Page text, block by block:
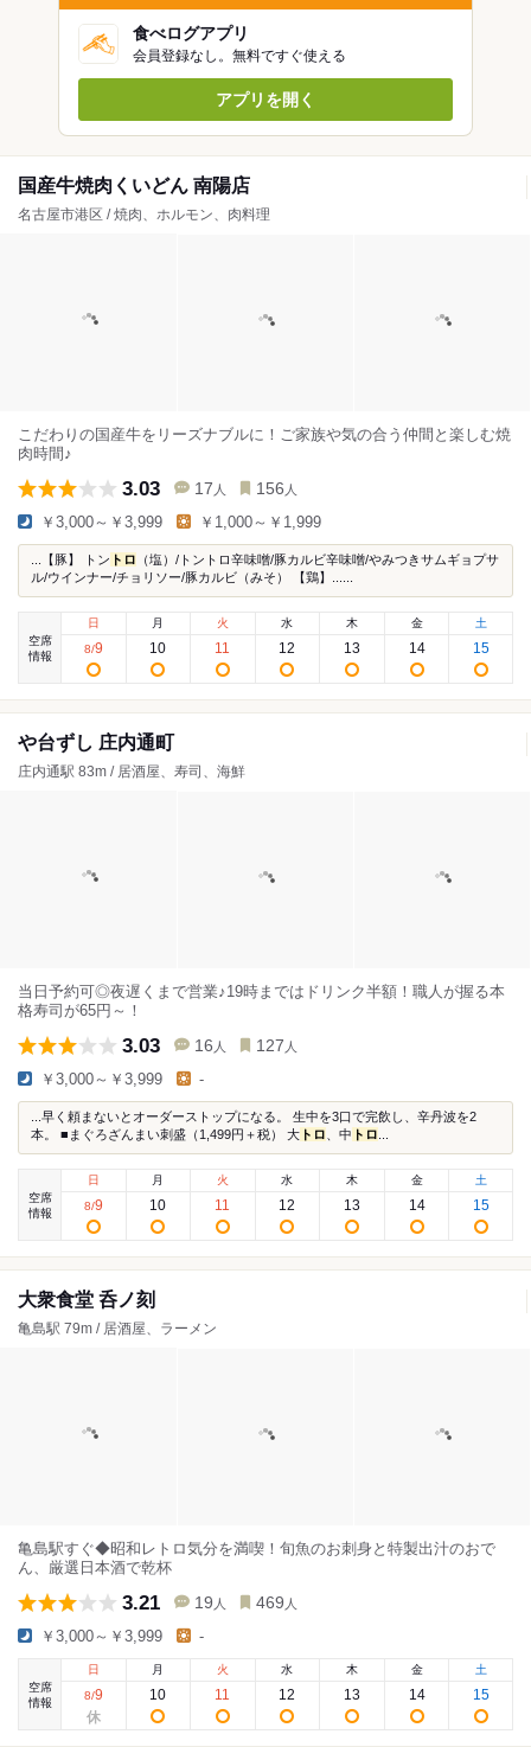
食べログアプリ
会員登録なし。無料ですぐ使える
アプリを開く
国産牛焼肉くいどん 南陽店
名古屋市港区 / 焼肉、ホルモン、肉料理
こだわりの国産牛をリーズナブルに！ご家族や気の合う仲間と楽しむ焼
肉時間♪
3.03 17 人 156 人
￥3,000～￥3,999 ￥1,000～￥1,999
...【豚】 トン トロ （塩）/トントロ辛味噌/豚カルビ辛味噌/やみつきサムギョプサ
ル/ウインナー/チョリソー/豚カルビ（みそ） 【鶏】......
空席
情報
日
8/9
月
10
火
11
水
12
木
13
金
14
土
15
や台ずし 庄内通町
庄内通駅 83m / 居酒屋、寿司、海鮮
当日予約可◎夜遅くまで営業♪19時まではドリンク半額！職人が握る本
格寿司が65円～！
3.03 16 人 127 人
￥3,000～￥3,999 -
...早く頼まないとオーダーストップになる。 生中を3口で完飲し、辛丹波を2
本。 ■まぐろざんまい刺盛（1,499円＋税） 大 トロ 、中 トロ
空席
情報
日
8/9
月
10
火
11
水
12
木
13
金
14
土
15
大衆食堂 呑ノ刻
亀島駅 79m / 居酒屋、ラーメン
亀島駅すぐ◆昭和レトロ気分を満喫！旬魚のお刺身と特製出汁のおで
ん、厳選日本酒で乾杯
3.21 19 人 469 人
￥3,000～￥3,999 -
空席
情報
日
8/9
月
10
火
11
水
12
木
13
金
14
土
15